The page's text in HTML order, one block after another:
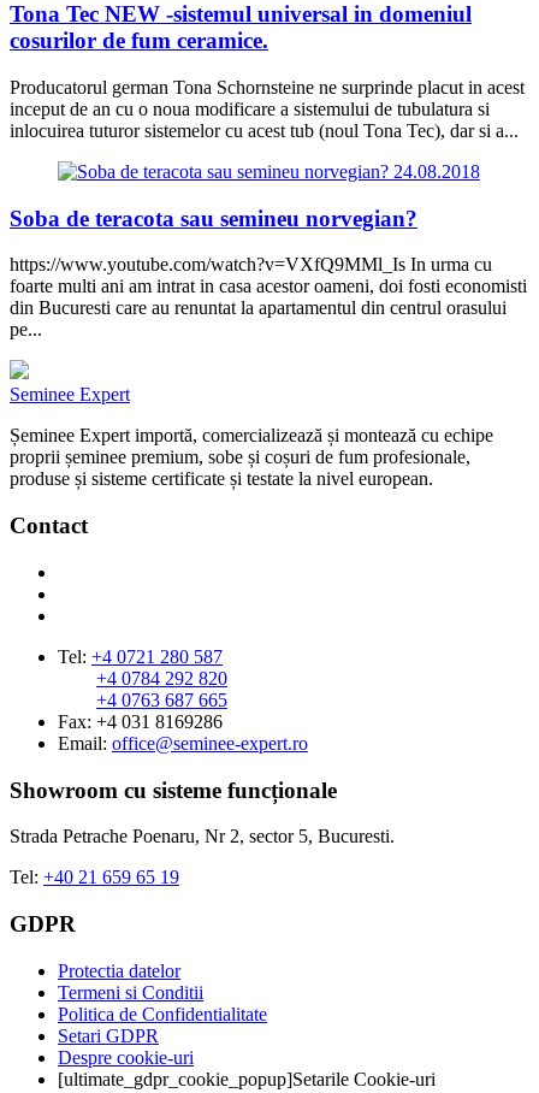
Tona Tec NEW -sistemul universal in domeniul
cosurilor de fum ceramice.
Producatorul german Tona Schornsteine ne surprinde placut in acest
inceput de an cu o noua modificare a sistemului de tubulatura si
inlocuirea tuturor sistemelor cu acest tub (noul Tona Tec), dar si a...
24.08.2018
Soba de teracota sau semineu norvegian?
https://www.youtube.com/watch?v=VXfQ9MMl_Is In urma cu
foarte multi ani am intrat in casa acestor oameni, doi fosti economisti
din Bucuresti care au renuntat la apartamentul din centrul orasului
pe...
Seminee Expert
Șeminee Expert importă, comercializează și montează cu echipe
proprii șeminee premium, sobe și coșuri de fum profesionale,
produse și sisteme certificate și testate la nivel european.
Contact
Tel: +4 0721 280 587
+4 0784 292 820
+4 0763 687 665
Fax: +4 031 8169286
Email: office@seminee-expert.ro
Showroom cu sisteme funcționale
Strada Petrache Poenaru, Nr 2, sector 5, Bucuresti.
Tel: +40 21 659 65 19
GDPR
Protectia datelor
Termeni si Conditii
Politica de Confidentialitate
Setari GDPR
Despre cookie-uri
[ultimate_gdpr_cookie_popup]Setarile Cookie-uri